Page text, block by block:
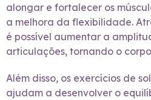
alongar e fortalecer os
a melhora da flexibilidade.
é possível aumentar a
articulações, tornando o
Além disso, os exercícios de
ajudam a desenvolver o